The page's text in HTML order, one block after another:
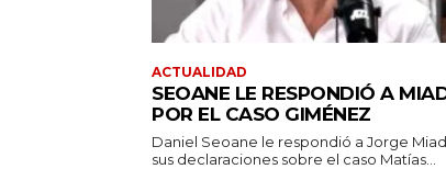
ACTUALIDAD
SEOANE LE RESPONDIÓ A
POR EL CASO GIMÉNEZ
Daniel Seoane le respondió a Jorge
sus declaraciones sobre el caso Matías...